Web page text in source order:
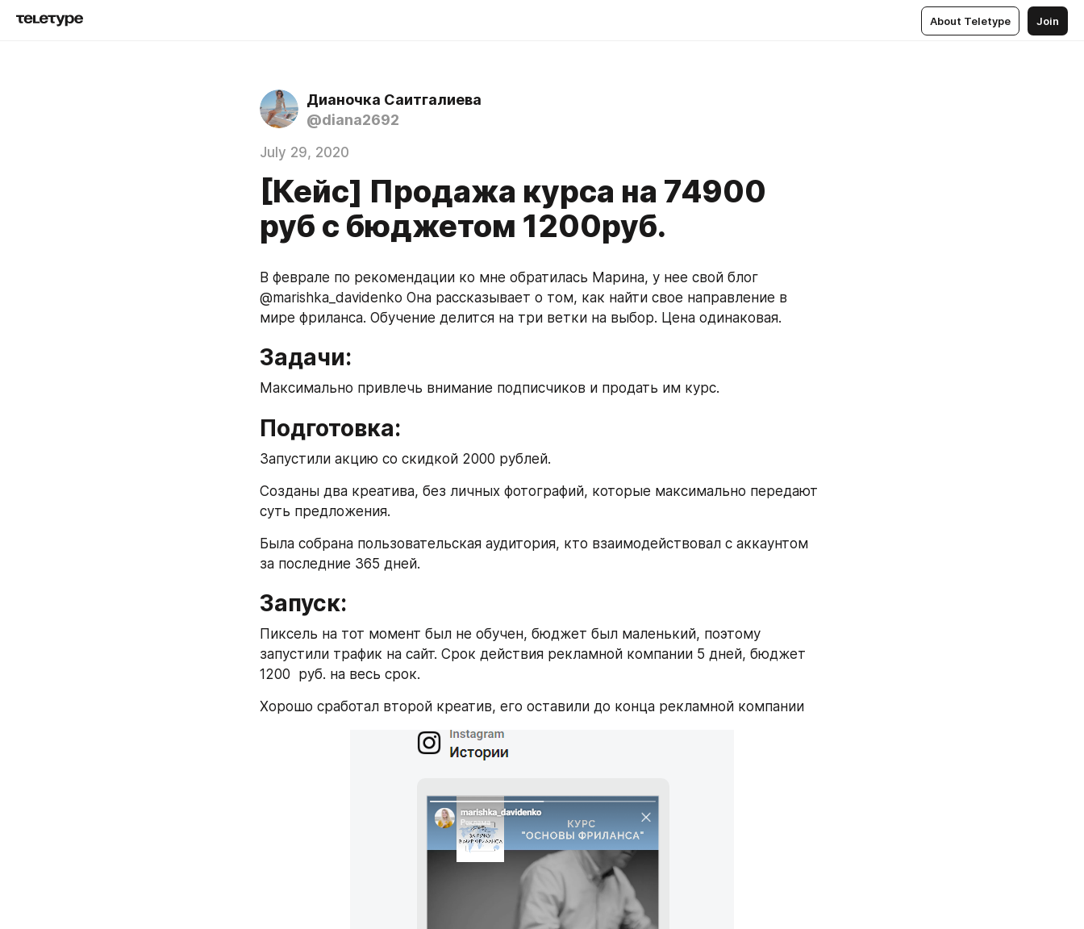
About Teletype Join
Дианочка Саитгалиева
@diana2692
July 29, 2020
[Кейс] Продажа курса на 74900
руб с бюджетом 1200руб.
В феврале по рекомендации ко мне обратилась Марина, у нее свой блог
@marishka_davidenko Она рассказывает о том, как найти свое направление в
мире фриланса. Обучение делится на три ветки на выбор. Цена одинаковая.
Задачи:
Максимально привлечь внимание подписчиков и продать им курс.
Подготовка:
Запустили акцию со скидкой 2000 рублей.
Созданы два креатива, без личных фотографий, которые максимально передают
суть предложения.
Была собрана пользовательская аудитория, кто взаимодействовал с аккаунтом
за последние 365 дней.
Запуск:
Пиксель на тот момент был не обучен, бюджет был маленький, поэтому
запустили трафик на сайт. Срок действия рекламной компании 5 дней, бюджет
1200  руб. на весь срок.
Хорошо сработал второй креатив, его оставили до конца рекламной компании